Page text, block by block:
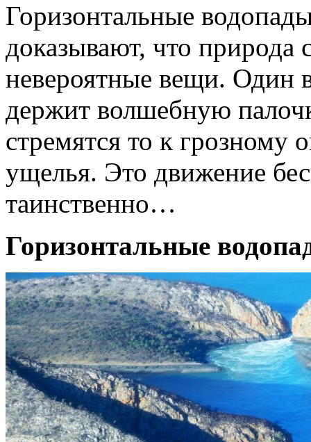
Горизонтальные
доказывают, что природа
невероятные вещи. Один
держит волшебную
стремятся то к грозному
ущелья. Это движение
таинственно…
Горизонтальные